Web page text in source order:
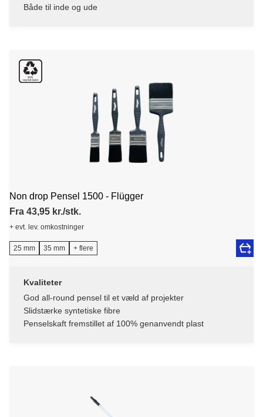
Både til inde og ude
Non drop Pensel 1500 - Flügger
Fra 43,95 kr./stk.
+ evt. lev. omkostninger
25 mm 35 mm + flere
Kvaliteter
God all-round pensel til et væld af projekter
Slidstærke syntetiske fibre
Penselskaft fremstillet af 100% genanvendt plast